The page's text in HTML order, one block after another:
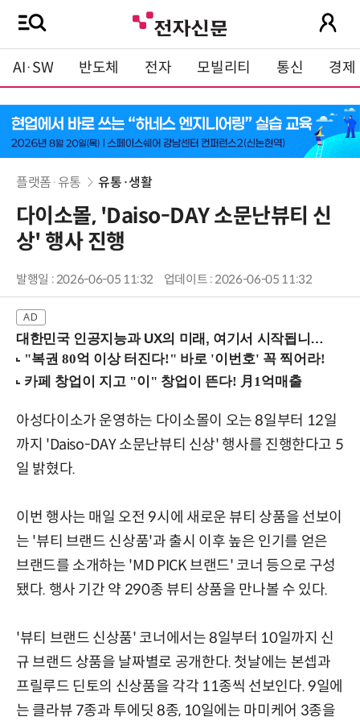
AI·SW 반도체 전자 모빌리티 통신 경제
플랫폼·유통 유통·생활
다이소몰, 'Daiso-DAY 소문난뷰티 신
상' 행사 진행
발행일 : 2026-06-05 11:32 업데이트 : 2026-06-05 11:32
대한민국 인공지능과 UX의 미래, 여기서 시작됩니다! (9/2 강남역)
아성다이소가 운영하는 다이소몰이 오는 8일부터 12일
까지 'Daiso-DAY 소문난뷰티 신상' 행사를 진행한다고 5
일 밝혔다.
이번 행사는 매일 오전 9시에 새로운 뷰티 상품을 선보이
는 '뷰티 브랜드 신상품'과 출시 이후 높은 인기를 얻은
브랜드를 소개하는 'MD PICK 브랜드' 코너 등으로 구성
됐다. 행사 기간 약 290종 뷰티 상품을 만나볼 수 있다.
'뷰티 브랜드 신상품' 코너에서는 8일부터 10일까지 신
규 브랜드 상품을 날짜별로 공개한다. 첫날에는 본셉과
프릴루드 딘토의 신상품을 각각 11종씩 선보인다. 9일에
는 클라뷰 7종과 투에딧 8종, 10일에는 마미케어 3종을